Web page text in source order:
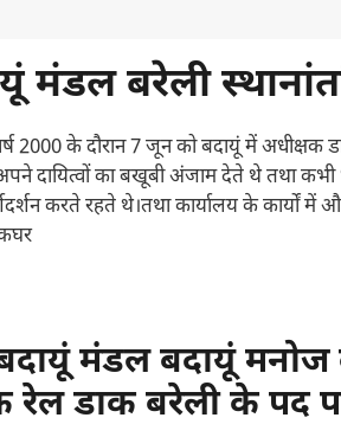
मंडल बरेली
2000 के दौरान 7 जून को बदायूं में
दायित्वों का बखूबी अंजाम देते थे तथा कभी
करते रहते थे।तथा कार्यालय के कार्यों में
मंडल बदायूं मनोज
डाक बरेली के पद